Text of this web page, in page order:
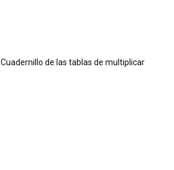
Cuadernillo de las tablas de multiplicar